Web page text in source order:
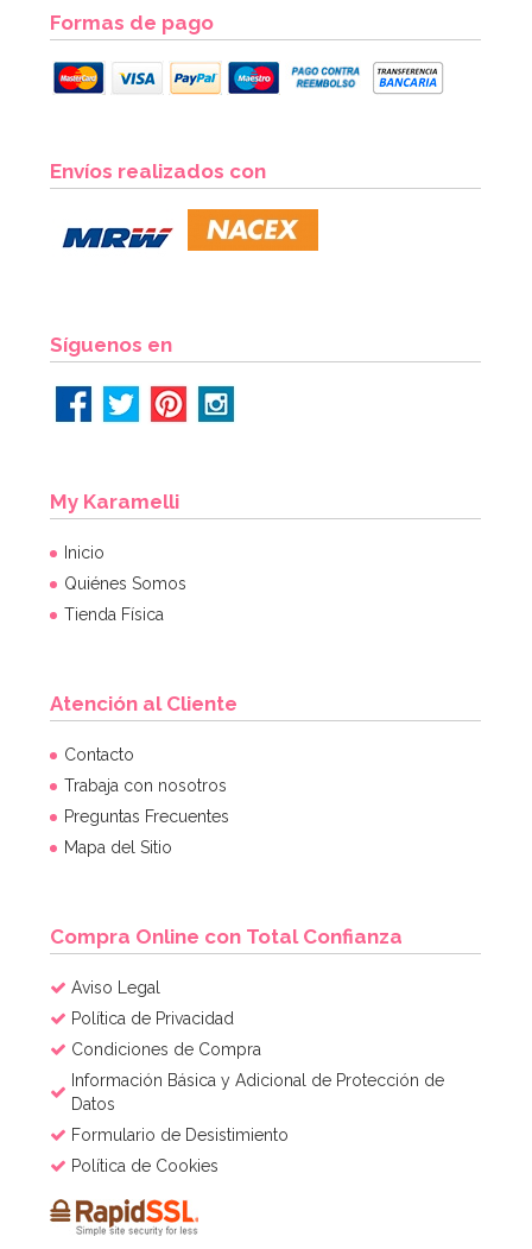
Sugarcraft
19,95€
Cupcake Combo Bosque encantado
2,95€
AÑADIR
Formas de pago
Envíos realizados con
Síguenos en
My Karamelli
Inicio
Quiénes Somos
Tienda Física
Atención al Cliente
Contacto
Trabaja con nosotros
Preguntas Frecuentes
Mapa del Sitio
Compra Online con Total Confianza
Aviso Legal
Política de Privacidad
Condiciones de Compra
Información Básica y Adicional de Protección de
Datos
Formulario de Desistimiento
Política de Cookies